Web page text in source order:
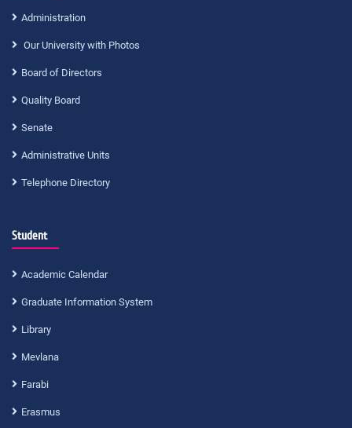
Administration
Our University with Photos
Board of Directors
Quality Board
Senate
Administrative Units
Telephone Directory
Student
Academic Calendar
Graduate Information System
Library
Mevlana
Farabi
Erasmus